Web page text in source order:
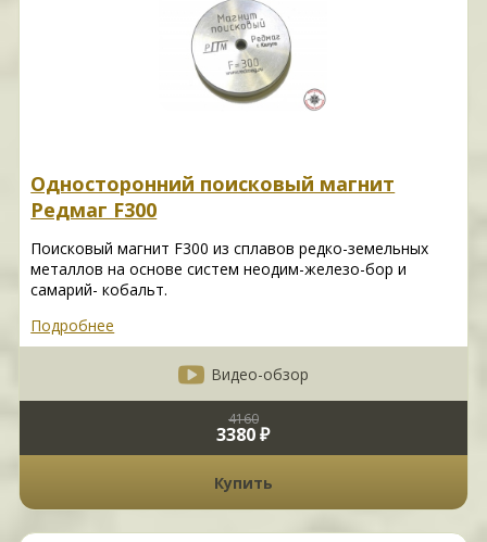
Односторонний поисковый магнит
Редмаг F300
Поисковый магнит F300 из сплавов редко-земельных
металлов на основе систем неодим-железо-бор и
самарий- кобальт.
Подробнее
Видео-обзор
4160
3380 ₽
Купить